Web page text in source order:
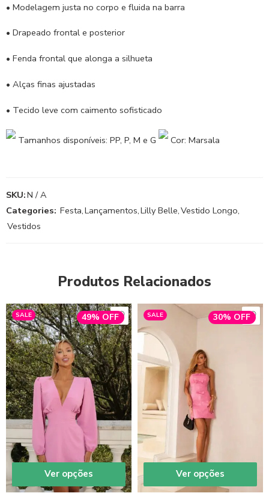
• Modelagem justa no corpo e fluida na barra
• Drapeado frontal e posterior
• Fenda frontal que alonga a silhueta
• Alças finas ajustadas
• Tecido leve com caimento sofisticado
Tamanhos disponíveis: PP, P, M e G Cor: Marsala
SKU:N / A
Categories: Festa,Lançamentos,Lilly Belle,Vestido Longo,
Vestidos
Produtos Relacionados
SALE 49% OFF
Ver opções
SALE 30% OFF
Ver opções